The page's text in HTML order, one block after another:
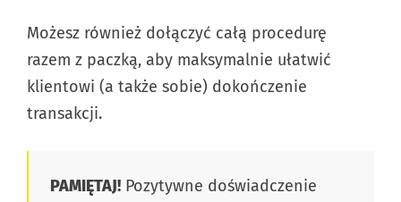
Możesz również dołączyć całą procedurę
razem z paczką, aby maksymalnie ułatwić
klientowi (a także sobie) dokończenie
transakcji.
PAMIĘTAJ! Pozytywne doświadczenie